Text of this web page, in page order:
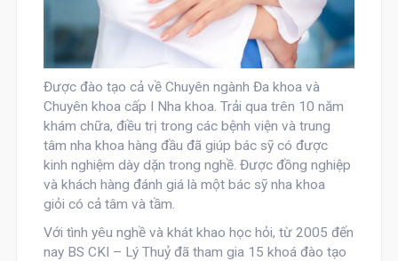
Được đào tạo cả về Chuyên ngành Đa khoa và
Chuyên khoa cấp I Nha khoa. Trải qua trên 10 năm
khám chữa, điều trị trong các bệnh viện và trung
tâm nha khoa hàng đầu đã giúp bác sỹ có được
kinh nghiệm dày dặn trong nghề. Được đồng nghiệp
và khách hàng đánh giá là một bác sỹ nha khoa
giỏi có cả tâm và tầm.
Với tình yêu nghề và khát khao học hỏi, từ 2005 đến
nay BS CKI – Lý Thuỷ đã tham gia 15 khoá đào tạo